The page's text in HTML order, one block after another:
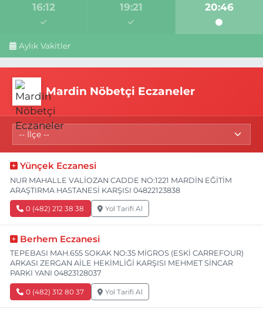
16:12 19:21 20:46
Aylık Vakitler
Mardin Nöbetçi Eczaneler
Yünçek Eczanesi
NUR MAHALLE VALİOZAN CADDE NO:1221 MARDİN EĞİTİM
ARAŞTIRMA HASTANESİ KARŞISI 04822123838
0 (482) 212 38 38 Yol Tarifi Al
Berhem Eczanesi
TEPEBASI MAH.655 SOKAK NO:35 MİGROS (ESKİ CARREFOUR)
ARKASI ZERGAN AİLE HEKİMLİĞİ KARŞISI MEHMET SİNCAR
PARKI YANI 04823128037
0 (482) 312 80 37 Yol Tarifi Al